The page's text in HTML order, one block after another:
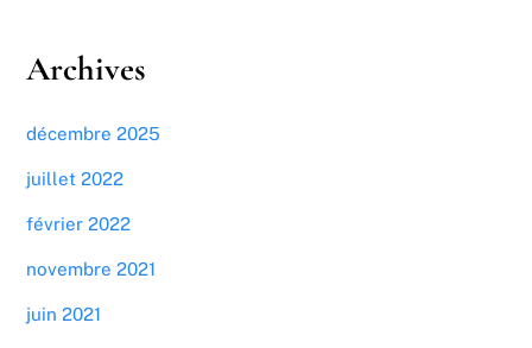
Archives
décembre 2025
juillet 2022
février 2022
novembre 2021
juin 2021